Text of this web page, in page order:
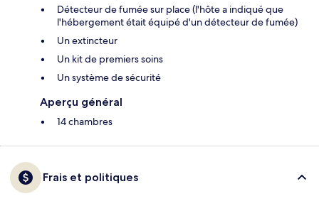
Détecteur de fumée sur place (l'hôte a indiqué que
l'hébergement était équipé d'un détecteur de fumée)
Un extincteur
Un kit de premiers soins
Un système de sécurité
Aperçu général
14 chambres
Frais et politiques